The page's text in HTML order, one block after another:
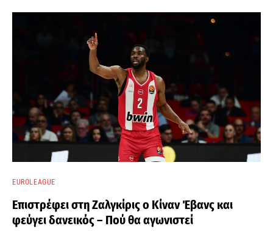
EUROLEAGUE
Επιστρέφει στη Ζαλγκίρις ο Κίναν Έβανς και
φεύγει δανεικός – Πού θα αγωνιστεί